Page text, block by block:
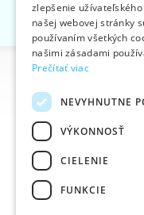
Informácie
Kontakt
Mapa stránok
Obchodné
Zásady
zlepšenie
našej webovej stránky
používaním všetkých
našimi zásadami
Prečítať viac
NEVYHNUTNE
VÝKONNOSŤ
CIELENIE
FUNKCIE